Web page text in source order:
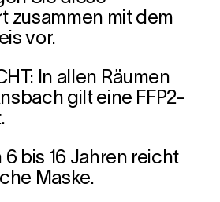
zusammen mit dem
vor.
In allen Räumen
gilt eine FFP2-
6 bis 16 Jahren reicht
Maske.